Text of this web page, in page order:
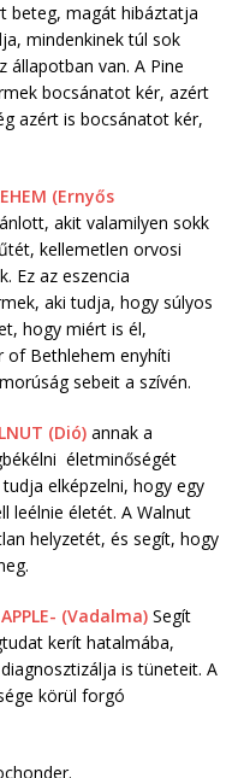
beteg, magát hibáztatja
mindenkinek túl sok
állapotban van. A Pine
bocsánatot kér, azért
azért is bocsánatot kér,
(Ernyős
akit valamilyen sokk
kellemetlen orvosi
Ez az eszencia
aki tudja, hogy súlyos
hogy miért is él,
of Bethlehem enyhíti
sebeit a szívén.
(Dió) annak a
életminőségét
elképzelni, hogy egy
leélnie életét. A Walnut
helyzetét, és segít, hogy
APPLE- (Vadalma) Segít
kerít hatalmába,
is tüneteit. A
körül forgó